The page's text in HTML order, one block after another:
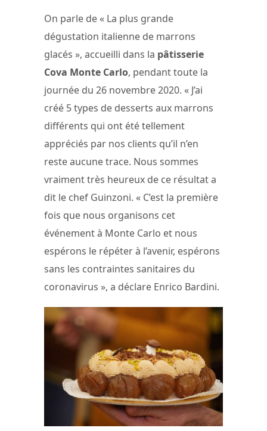
On parle de « La plus grande
dégustation italienne de marrons
glacés », accueilli dans la pâtisserie
Cova Monte Carlo, pendant toute la
journée du 26 novembre 2020. « J’ai
créé 5 types de desserts aux marrons
différents qui ont été tellement
appréciés par nos clients qu’il n’en
reste aucune trace. Nous sommes
vraiment très heureux de ce résultat a
dit le chef Guinzoni. « C’est la première
fois que nous organisons cet
événement à Monte Carlo et nous
espérons le répéter à l’avenir, espérons
sans les contraintes sanitaires du
coronavirus », a déclare Enrico Bardini.